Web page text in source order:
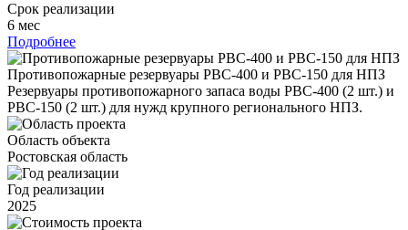
Срок реализации
6 мес
Подробнее
Противопожарные резервуары РВС-400 и РВС-150 для НПЗ
Резервуары противопожарного запаса воды РВС-400 (2 шт.) и
РВС-150 (2 шт.) для нужд крупного регионального НПЗ.
Область объекта
Ростовская область
Год реализации
2025